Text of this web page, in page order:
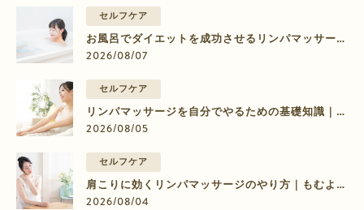
セルフケア
お風呂でダイエットを成功させるリンパマッサージ
のやり方【部位別】
2026/08/07
セルフケア
リンパマッサージを自分でやるための基礎知識｜脚
のむくみに効く9ステップ
2026/08/05
セルフケア
肩こりに効くリンパマッサージのやり方｜もむより
流すマッサージの4ステップ
2026/08/04